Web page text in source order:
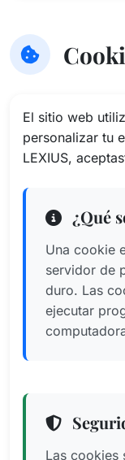
El sitio web
personalizar tu
LEXIUS,
¿Qué
Una cookie
servidor de
duro. Las
ejecutar
Las cookies